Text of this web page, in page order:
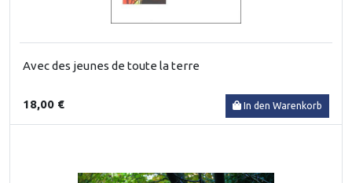
Avec des jeunes de toute la terre
18,00 € In den Warenkorb